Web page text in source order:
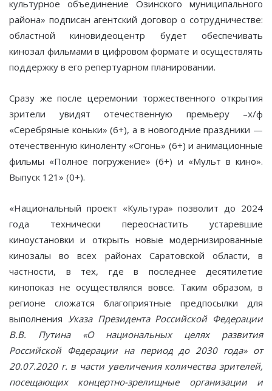
культурное объединение Озинского муниципального
района» подписан агентский договор о сотрудничестве:
областной киновидеоцентр будет обеспечивать
кинозал фильмами в цифровом формате и осуществлять
поддержку в его репертуарном планировании.
Сразу же после церемонии торжественного открытия
зрители увидят отечественную премьеру –х/ф
«Серебряные коньки» (6+), а в новогодние праздники —
отечественную киноленту «Огонь» (6+) и анимационные
фильмы «Полное погружение» (6+) и «Мульт в кино».
Выпуск 121» (0+).
«Национальный проект «Культура» позволит до 2024
года технически переоснастить устаревшие
киноустановки и открыть новые модернизированные
кинозалы во всех районах Саратовской области, в
частности, в тех, где в последнее десятилетие
кинопоказ не осуществлялся вовсе. Таким образом, в
регионе сложатся благоприятные предпосылки для
выполнения Указа Президента Российской Федерации
В.В. Путина «О национальных целях развития
Российской Федерации на период до 2030 года» от
20.07.2020 г. в части увеличения количества зрителей,
посещающих концертно-зрелищные организации и